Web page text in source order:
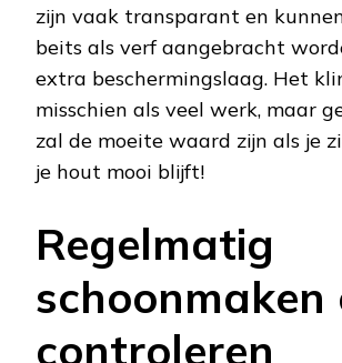
zijn vaak transparant en
beits als verf aangebracht
extra beschermingslaag. Het
misschien als veel werk, maar
zal de moeite waard zijn als je
je hout mooi blijft!
Regelmatig
schoonmaken
controleren